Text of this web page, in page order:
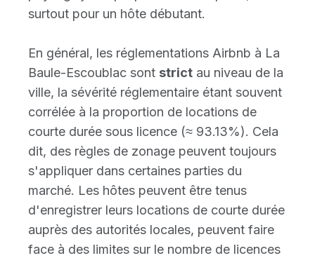
surtout pour un hôte débutant.
En général, les réglementations Airbnb à La
Baule-Escoublac sont strict au niveau de la
ville, la sévérité réglementaire étant souvent
corrélée à la proportion de locations de
courte durée sous licence (≈ 93.13%). Cela
dit, des règles de zonage peuvent toujours
s'appliquer dans certaines parties du
marché. Les hôtes peuvent être tenus
d'enregistrer leurs locations de courte durée
auprès des autorités locales, peuvent faire
face à des limites sur le nombre de licences